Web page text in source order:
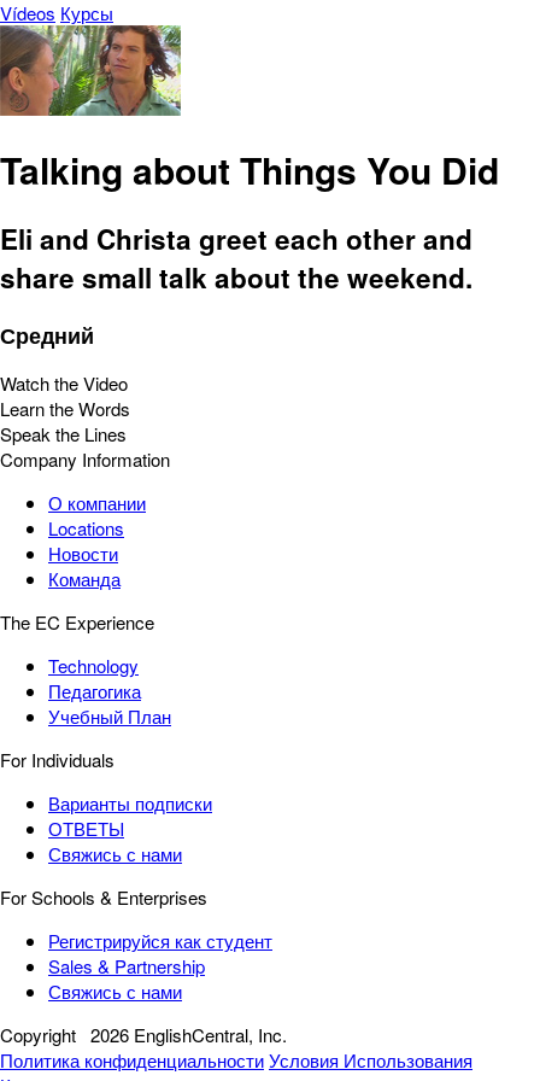
Vídeos Курсы
Talking about Things You Did
Eli and Christa greet each other and
share small talk about the weekend.
Средний
Watch the Video
Learn the Words
Speak the Lines
Company Information
О компании
Locations
Новости
Команда
The EC Experience
Technology
Педагогика
Учебный План
For Individuals
Варианты подписки
ОТВЕТЫ
Свяжись с нами
For Schools & Enterprises
Регистрируйся как студент
Sales & Partnership
Свяжись с нами
Copyright 2026 EnglishCentral, Inc.
Политика конфиденциальностиУсловия Использования